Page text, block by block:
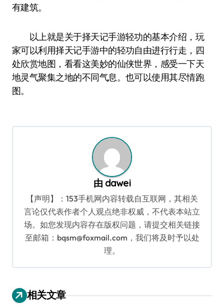
有建筑。
以上就是关于择天记手游轻功的基本介绍，玩
家可以利用择天记手游中的轻功自由进行行走，四
处欣赏地图，看看这美妙的仙侠世界，感受一下天
地灵气聚集之地的不同气息。也可以使用其尽情跑
图。
由 dawei
【声明】：153手机网内容转载自互联网，其相关
言论仅代表作者个人观点绝非权威，不代表本站立
场。如您发现内容存在版权问题，请提交相关链接
至邮箱：bqsm@foxmail.com，我们将及时予以处
理。
相关文章